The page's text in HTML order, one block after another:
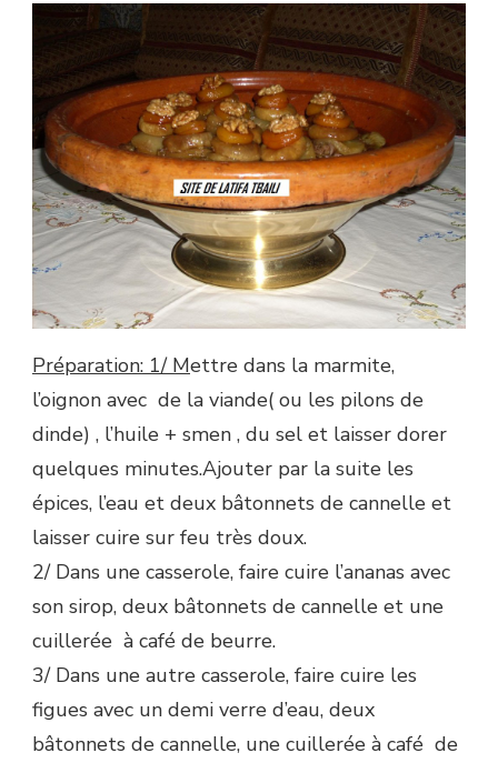
Préparation: 1/ Mettre dans la marmite,
l’oignon avec de la viande( ou les pilons de
dinde) , l’huile + smen , du sel et laisser dorer
quelques minutes.Ajouter par la suite les
épices, l’eau et deux bâtonnets de cannelle et
laisser cuire sur feu très doux.
2/ Dans une casserole, faire cuire l’ananas avec
son sirop, deux bâtonnets de cannelle et une
cuillerée à café de beurre.
3/ Dans une autre casserole, faire cuire les
figues avec un demi verre d’eau, deux
bâtonnets de cannelle, une cuillerée à café de